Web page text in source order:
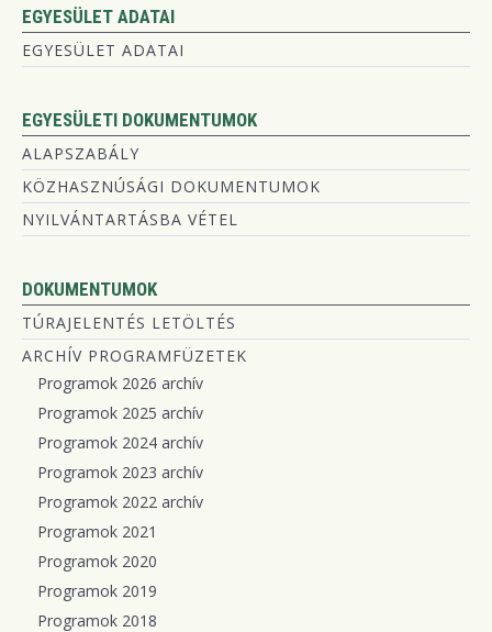
EGYESÜLET ADATAI
EGYESÜLET ADATAI
EGYESÜLETI DOKUMENTUMOK
ALAPSZABÁLY
KÖZHASZNÚSÁGI DOKUMENTUMOK
NYILVÁNTARTÁSBA VÉTEL
DOKUMENTUMOK
TÚRAJELENTÉS LETÖLTÉS
ARCHÍV PROGRAMFÜZETEK
Programok 2026 archív
Programok 2025 archív
Programok 2024 archív
Programok 2023 archív
Programok 2022 archív
Programok 2021
Programok 2020
Programok 2019
Programok 2018